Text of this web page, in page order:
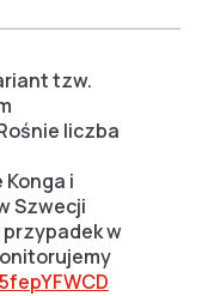
tzw.
liczba
i
Szwecji
w